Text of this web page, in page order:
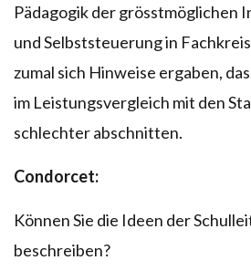
Pädagogik der grösstmöglichen
und Selbststeuerung in
zumal sich Hinweise ergaben,
im Leistungsvergleich mit den
schlechter abschnitten.
Condorcet:
Können Sie die Ideen der
beschreiben?